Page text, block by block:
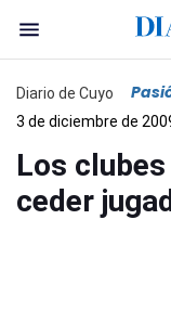
Diario de Cuyo
3 de diciembre de
Los
ceder